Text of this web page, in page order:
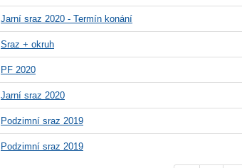
Jarní sraz 2020 - Termín konání
Sraz + okruh
PF 2020
Jarní sraz 2020
Podzimní sraz 2019
Podzimní sraz 2019